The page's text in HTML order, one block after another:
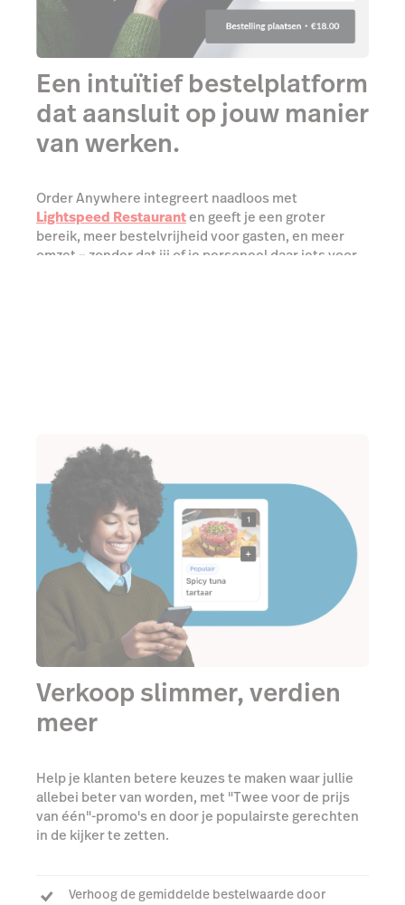
Order Anywhere integreert naadloos met
Lightspeed Restaurant
en geeft je een groter
bereik, meer bestelvrijheid voor gasten, en meer
hoeft te doen.
Praat met een expert
Verkoop slimmer, verdien
meer
Help je klanten betere keuzes te maken waar jullie
allebei beter van worden, met "Twee voor de prijs
van één"-promo's en door je populairste gerechten
in de kijker te zetten.
Verhoog de gemiddelde bestelwaarde door
klanten aan te moedigen meer bestellingen toe te
Boost je omzet met gerichte promoties en slimme
menu-item aanbevelingen
Verbeter de klantervaring door speciale